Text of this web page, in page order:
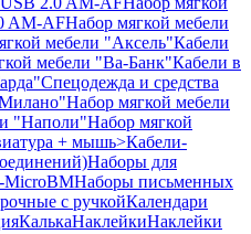
AM-AFНабор мягкой мебели
мебели "Аксель"Кабели
мебели "Ва-Банк"Кабели в
Спецодежда и средства
Набор мягкой мебели
"Наполи"Набор мягкой
+ мышь>Кабели-
Наборы для
MicroBMНаборы письменных
с ручкойКалендари
КалькаНаклейкиНаклейки